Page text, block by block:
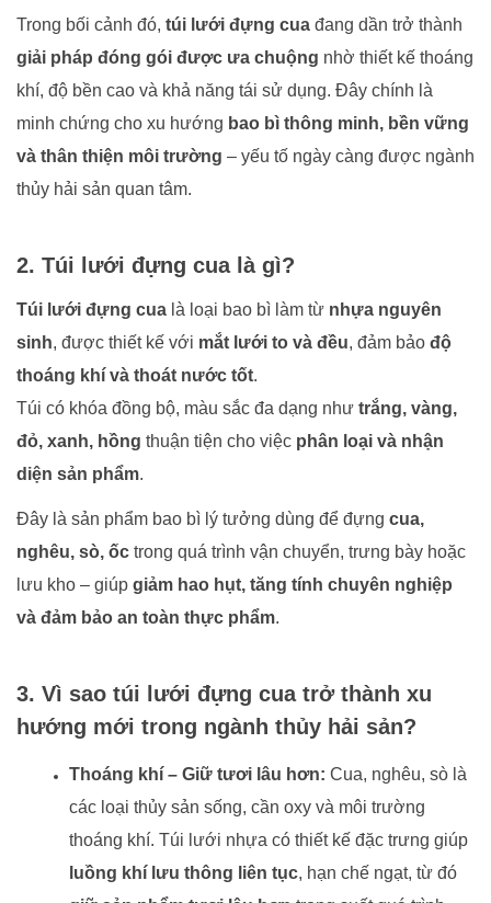
Trong bối cảnh đó, túi lưới đựng cua đang dần trở thành
giải pháp đóng gói được ưa chuộng nhờ thiết kế thoáng
khí, độ bền cao và khả năng tái sử dụng. Đây chính là
minh chứng cho xu hướng bao bì thông minh, bền vững
và thân thiện môi trường – yếu tố ngày càng được ngành
thủy hải sản quan tâm.
2. Túi lưới đựng cua là gì?
Túi lưới đựng cua là loại bao bì làm từ nhựa nguyên
sinh, được thiết kế với mắt lưới to và đều, đảm bảo độ
thoáng khí và thoát nước tốt.
Túi có khóa đồng bộ, màu sắc đa dạng như trắng, vàng,
đỏ, xanh, hồng thuận tiện cho việc phân loại và nhận
diện sản phẩm.
Đây là sản phẩm bao bì lý tưởng dùng để đựng cua,
nghêu, sò, ốc trong quá trình vận chuyển, trưng bày hoặc
lưu kho – giúp giảm hao hụt, tăng tính chuyên nghiệp
và đảm bảo an toàn thực phẩm.
3. Vì sao túi lưới đựng cua trở thành xu
hướng mới trong ngành thủy hải sản?
Thoáng khí – Giữ tươi lâu hơn: Cua, nghêu, sò là
các loại thủy sản sống, cần oxy và môi trường
thoáng khí. Túi lưới nhựa có thiết kế đặc trưng giúp
luồng khí lưu thông liên tục, hạn chế ngạt, từ đó